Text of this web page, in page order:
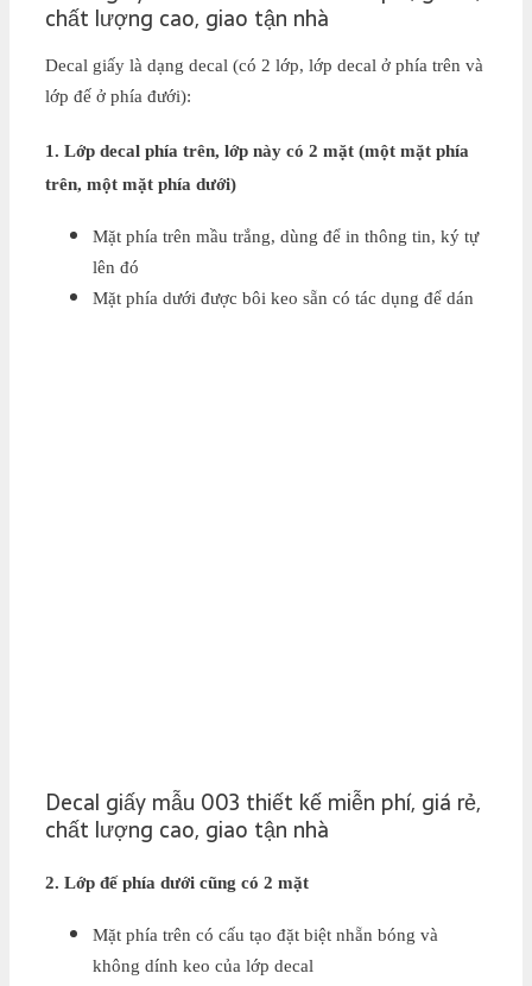
chất lượng cao, giao tận nhà
Decal giấy là dạng decal (có 2 lớp, lớp decal ở phía trên và
lớp đế ở phía đưới):
1. Lớp decal phía trên, lớp này có 2 mặt (một mặt phía
trên, một mặt phía dưới)
Mặt phía trên mầu trắng, dùng để in thông tin, ký tự
lên đó
Mặt phía dưới được bôi keo sẵn có tác dụng để dán
Decal giấy mẫu 003 thiết kế miễn phí, giá rẻ,
chất lượng cao, giao tận nhà
2. Lớp đế phía dưới cũng có 2 mặt
Mặt phía trên có cấu tạo đặt biệt nhẵn bóng và
không dính keo của lớp decal